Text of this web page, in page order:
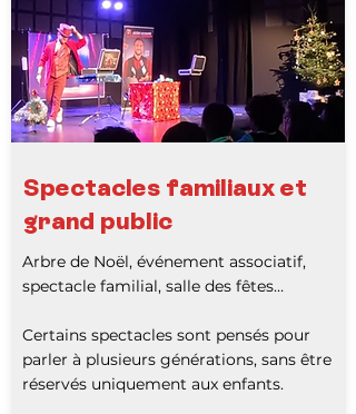
Spectacles familiaux et
grand public
Arbre de Noël, événement associatif,
spectacle familial, salle des fêtes…
Certains spectacles sont pensés pour
parler à plusieurs générations, sans être
réservés uniquement aux enfants.